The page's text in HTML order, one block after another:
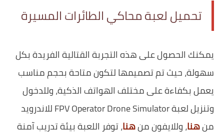
تحميل لعبة محاكي الطائرات المسيرة
يمكنك الحصول على هذه التجربة القتالية الفريدة بكل
سهولة، حيث تم تصميمها لتكون متاحة بحجم مناسب
يعمل بكفاءة على مختلف الهواتف الذكية، وللدخول
وتنزيل لعبة FPV Operator Drone Simulator للاندرويد
منهنا، وللايفون منهنا، توفر اللعبة بيئة تدريب آمنة